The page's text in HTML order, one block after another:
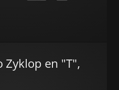
Zyklop en "T",